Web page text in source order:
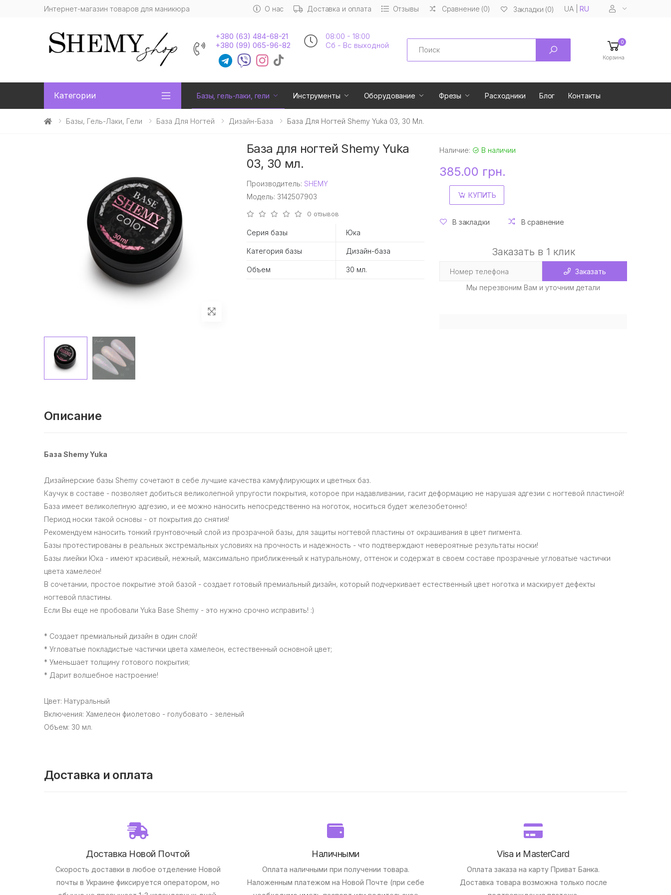
Интернет-магазин товаров для маникюра О нас Доставка и оплата Отзывы Сравнение (0) Закладки (0) UA|RU
+380 (63) 484-68-21
+380 (99) 065-96-82
08:00 - 18:00
Сб - Вс выходной
Search 0
Корзина
Категории Базы, гель-лаки, гели Инструменты Оборудование Фрезы Расходники Блог Контакты
Базы, Гель-Лаки, Гели База Для Ногтей Дизайн-База База Для Ногтей Shemy Yuka 03, 30 Мл.
База для ногтей Shemy Yuka
03, 30 мл.
Производитель: SHEMY
Модель: 3142507903
0 отзывов
Серия базы Юка
Категория базы Дизайн-база
Объем 30 мл.
Наличие: В наличии
385.00 грн.
КУПИТЬ
В закладки В сравнение
Заказать в 1 клик
Заказать
Мы перезвоним Вам и уточним детали
Описание
База Shemy Yuka
Дизайнерские базы Shemy сочетают в себе лучшие качества камуфлирующих и цветных баз.
Каучук в составе - позволяет добиться великолепной упругости покрытия, которое при надавливании, гасит деформацию не нарушая адгезии с ногтевой пластиной!
База имеет великолепную адгезию, и ее можно наносить непосредственно на ноготок, носиться будет железобетонно!
Период носки такой основы - от покрытия до снятия!
Рекомендуем наносить тонкий грунтовочный слой из прозрачной базы, для защиты ногтевой пластины от окрашивания в цвет пигмента.
Базы протестированы в реальных экстремальных условиях на прочность и надежность - что подтверждают невероятные результаты носки!
Базы лиейки Юка - имеют красивый, нежный, максимально приближенный к натуральному, оттенок и содержат в своем составе прозрачные угловатые частички
цвета хамелеон!
В сочетании, простое покрытие этой базой - создает готовый премиальный дизайн, который подчеркивает естественный цвет ноготка и маскирует дефекты
ногтевой пластины.
Если Вы еще не пробовали Yuka Base Shemy - это нужно срочно исправить! :)
* Создает премиальный дизайн в один слой!
* Угловатые покладистые частички цвета хамелеон, естественный основной цвет;
* Уменьшает толщину готового покрытия;
* Дарит волшебное настроение!
Цвет: Натуральный
Включения: Хамелеон фиолетово - голубовато - зеленый
Объем: 30 мл.
Доставка и оплата
Доставка Новой Почтой
Скорость доставки в любое отделение Новой
почты в Украине фиксируется оператором, но
Наличными
Оплата наличными при получении товара.
Наложенным платежом на Новой Почте (при себе
Visa и MasterCard
Оплата заказа на карту Приват Банка.
Доставка товара возможна только после